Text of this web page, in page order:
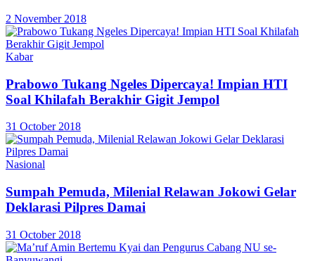
2 November 2018
Kabar
Prabowo Tukang Ngeles Dipercaya! Impian HTI
Soal Khilafah Berakhir Gigit Jempol
31 October 2018
Nasional
Sumpah Pemuda, Milenial Relawan Jokowi Gelar
Deklarasi Pilpres Damai
31 October 2018